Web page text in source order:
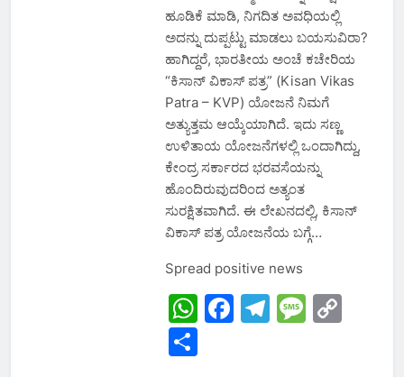
ಹೂಡಿಕೆ ಮಾಡಿ, ನಿಗದಿತ ಅವಧಿಯಲ್ಲಿ
ಅದನ್ನು ದುಪ್ಪಟ್ಟು ಮಾಡಲು ಬಯಸುವಿರಾ?
ಹಾಗಿದ್ದರೆ, ಭಾರತೀಯ ಅಂಚೆ ಕಚೇರಿಯ
“ಕಿಸಾನ್ ವಿಕಾಸ್ ಪತ್ರ” (Kisan Vikas
Patra – KVP) ಯೋಜನೆ ನಿಮಗೆ
ಅತ್ಯುತ್ತಮ ಆಯ್ಕೆಯಾಗಿದೆ. ಇದು ಸಣ್ಣ
ಉಳಿತಾಯ ಯೋಜನೆಗಳಲ್ಲಿ ಒಂದಾಗಿದ್ದು,
ಕೇಂದ್ರ ಸರ್ಕಾರದ ಭರವಸೆಯನ್ನು
ಹೊಂದಿರುವುದರಿಂದ ಅತ್ಯಂತ
ಸುರಕ್ಷಿತವಾಗಿದೆ. ಈ ಲೇಖನದಲ್ಲಿ, ಕಿಸಾನ್
ವಿಕಾಸ್ ಪತ್ರ ಯೋಜನೆಯ ಬಗ್ಗೆ…
Spread positive news
WhatsApp
Facebook
Telegram
Share